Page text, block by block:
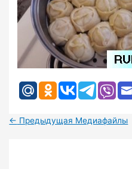
← Предыдущая Медиафайлы